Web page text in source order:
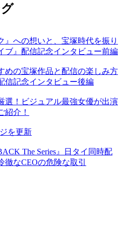
』への想いと、宝塚時代を振り
』配信記念インタビュー前編
めの宝塚作品と配信の楽しみ方
信記念インタビュー後編
選！ビジュアル最強女優が出演
紹介！
を更新
The Series』日タイ同時配
なCEOの危険な取引